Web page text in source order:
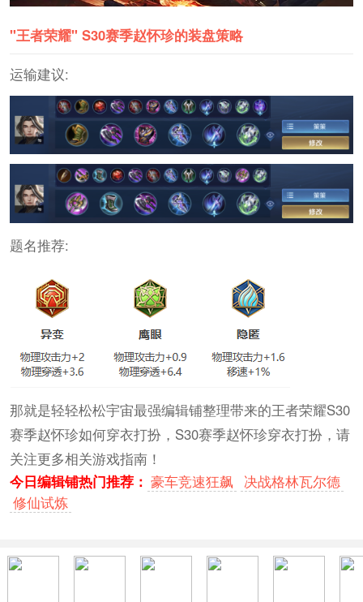
"王者荣耀" S30赛季赵怀珍的装盘策略
运输建议:
题名推荐:
那就是轻轻松松宇宙最强编辑铺整理带来的王者荣耀S30
赛季赵怀珍如何穿衣打扮，S30赛季赵怀珍穿衣打扮，请
关注更多相关游戏指南！
今日编辑铺热门推荐： 豪车竞速狂飙
决战格林瓦尔德
修仙试炼